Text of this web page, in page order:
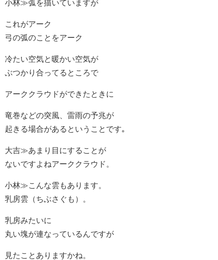
小林≫弧を描いていますが
これがアーク
弓の弧のことをアーク
冷たい空気と暖かい空気が
ぶつかり合ってるところで
アーククラウドができたときに
竜巻などの突風、雷雨の予兆が
起きる場合があるということです｡
大吉≫あまり目にすることが
ないですよねアーククラウド。
小林≫こんな雲もあります。
乳房雲（ちぶさぐも）。
乳房みたいに
丸い塊が連なっているんですが
見たことありますかね。